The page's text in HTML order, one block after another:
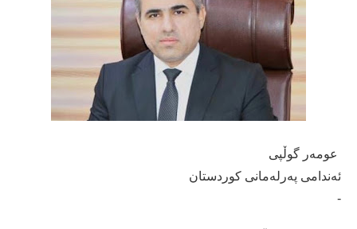
عومەر گوڵپی
ئەندامی پەرلەمانی کوردستان
-